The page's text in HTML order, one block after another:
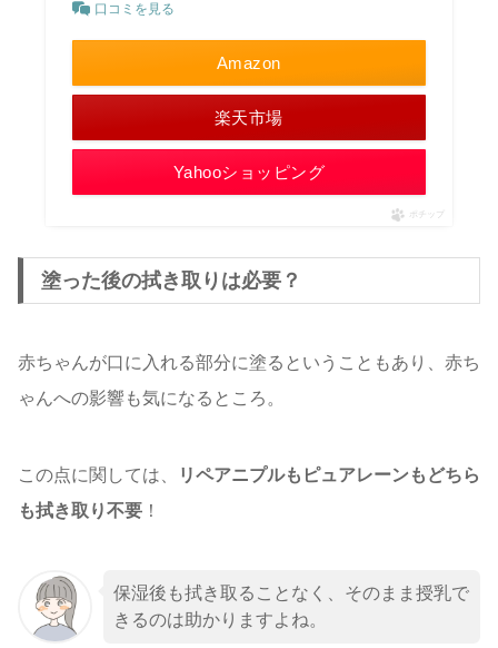
口コミを見る
Amazon
楽天市場
Yahooショッピング
ポチップ
塗った後の拭き取りは必要？
赤ちゃんが口に入れる部分に塗るということもあり、赤ち
ゃんへの影響も気になるところ。
この点に関しては、
リペアニプルもピュアレーンもどちら
も拭き取り不要 ！
保湿後も拭き取ることなく、そのまま授乳で
きるのは助かりますよね。